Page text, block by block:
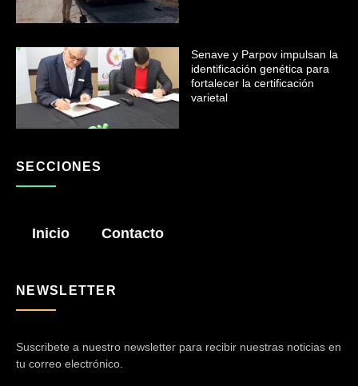
Senave y Parpov impulsan la
identificación genética para
fortalecer la certificación
varietal
SECCIONES
Inicio Contacto
NEWSLETTER
Suscribete a nuestro newsletter para recibir nuestras noticias en
tu correo electrónico.